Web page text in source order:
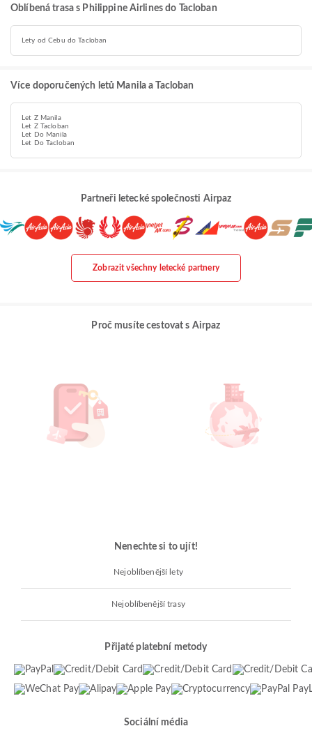
Oblíbená trasa s Philippine Airlines do Tacloban
Lety od Cebu do Tacloban
Více doporučených letů Manila a Tacloban
Let Z Manila
Let Z Tacloban
Let Do Manila
Let Do Tacloban
Partneři letecké společnosti Airpaz
Zobrazit všechny letecké partnery
Proč musíte cestovat s Airpaz
Nenechte si to ujít!
Nejoblíbenější lety
Nejoblíbenější trasy
Přijaté platební metody
Sociální média